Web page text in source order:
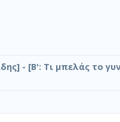
- [Β': Τι μπελάς το